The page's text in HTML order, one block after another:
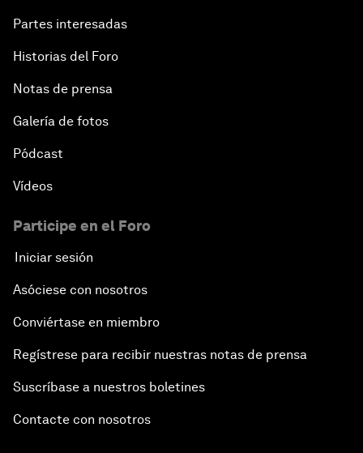
Partes interesadas
Historias del Foro
Notas de prensa
Galería de fotos
Pódcast
Vídeos
Participe en el Foro
Iniciar sesión
Asóciese con nosotros
Conviértase en miembro
Regístrese para recibir nuestras notas de prensa
Suscríbase a nuestros boletines
Contacte con nosotros